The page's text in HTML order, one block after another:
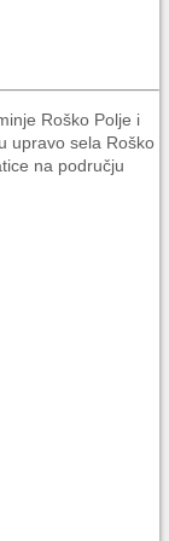
Roško Polje i
upravo sela Roško
na području